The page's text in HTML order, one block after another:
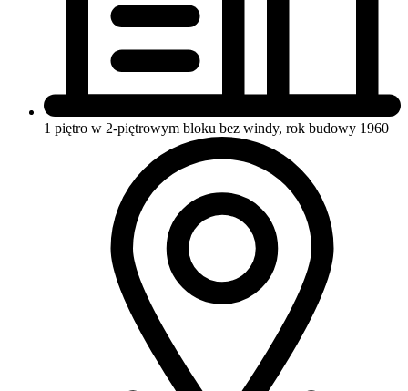
1 piętro w 2-piętrowym bloku bez windy, rok budowy 1960